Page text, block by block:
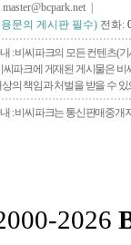
master@bcpark.net |
문의 게시판 필수) 전화:
: 비씨파크의 모든 컨텐츠(
씨파크에 게재된 게시물은
의 책임과 처벌을 받을 수
: 비씨파크는 통신판매중개
2026